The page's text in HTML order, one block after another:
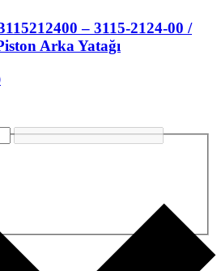
– 3115-2124-00 /
Arka Yatağı